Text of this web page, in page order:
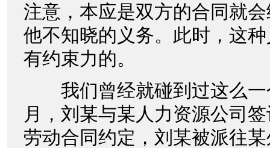
注意，本应是双方的合同就
他不知晓的义务。此时，这
有约束力的。
我们曾经就碰到过这么一
月，刘某与某人力资源公司
劳动合同约定，刘某被派往